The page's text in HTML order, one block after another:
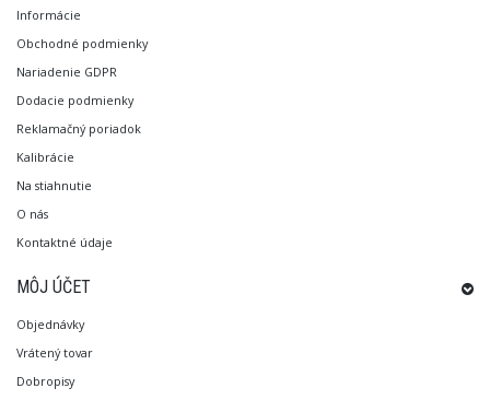
Informácie
Obchodné podmienky
Nariadenie GDPR
Dodacie podmienky
Reklamačný poriadok
Kalibrácie
Na stiahnutie
O nás
Kontaktné údaje
MÔJ ÚČET
Objednávky
Vrátený tovar
Dobropisy